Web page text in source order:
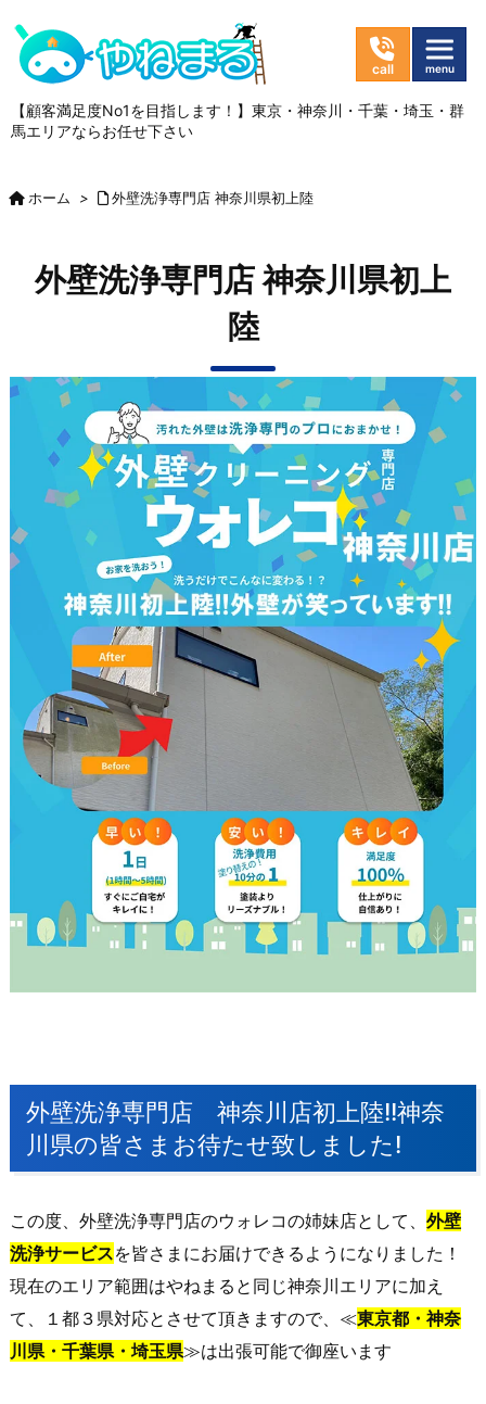
【顧客満足度No1を目指します！】東京・神奈川・千葉・埼玉・群
馬エリアならお任せ下さい
ホーム > 外壁洗浄専門店 神奈川県初上陸
外壁洗浄専門店 神奈川県初上
陸
外壁洗浄専門店 神奈川店初上陸!!神奈
川県の皆さまお待たせ致しました!
この度、外壁洗浄専門店のウォレコの姉妹店として、 外壁
洗浄サービスを皆さまにお届けできるようになりました！
現在のエリア範囲はやねまると同じ神奈川エリアに加え
て、１都３県対応とさせて頂きますので、≪東京都・神奈
川県・千葉県・埼玉県≫は出張可能で御座います